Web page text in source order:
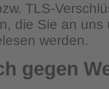
TLS-
die Sie an uns
werden.
gegen